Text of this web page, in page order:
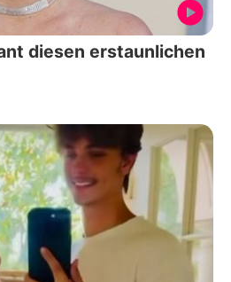
diesen erstaunlichen